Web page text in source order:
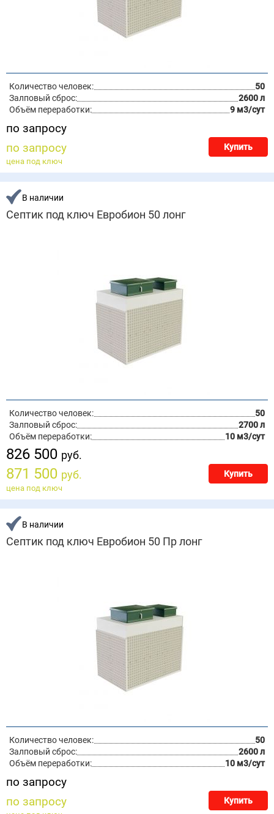
Количество человек:
50
Залповый сброс:
2600 л
Объём переработки:
9 м3/сут
по запросу
по запросу
Купить
цена под ключ
В наличии
Септик под ключ Евробион 50 лонг
Количество человек:
50
Залповый сброс:
2700 л
Объём переработки:
10 м3/сут
826 500 руб.
871 500 руб. Купить
цена под ключ
В наличии
Септик под ключ Евробион 50 Пр лонг
Количество человек:
50
Залповый сброс:
2600 л
Объём переработки:
10 м3/сут
по запросу
по запросу
Купить